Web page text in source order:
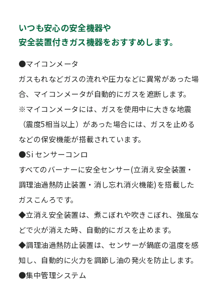
いつも安心の安全機器や
安全装置付きガス機器をおすすめします。
●マイコンメータ
ガスもれなどガスの流れや圧力などに異常があった場
合、マイコンメータが自動的にガスを遮断します。
※マイコンメータには、ガスを使用中に大きな地震
（震度5相当以上）があった場合には、ガスを止める
などの保安機能が搭載されています。
●Si センサーコンロ
すべてのバーナーに安全センサー(立消え安全装置・
調理油過熱防止装置・消し忘れ消火機能)を搭載した
ガスこんろです。
◆立消え安全装置は、煮こぼれや吹きこぼれ、強風な
どで火が消えた時、自動的にガスを止めます。
◆調理油過熱防止装置は、センサーが鍋底の温度を感
知し、自動的に火力を調節し油の発火を防止します。
●集中管理システム